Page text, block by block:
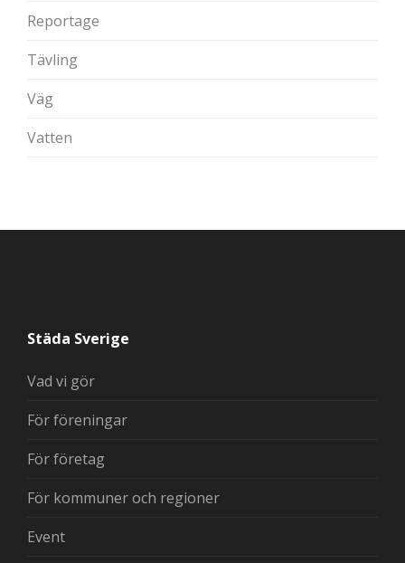
Reportage
Tävling
Väg
Vatten
Städa Sverige
Vad vi gör
För föreningar
För företag
För kommuner och regioner
Event